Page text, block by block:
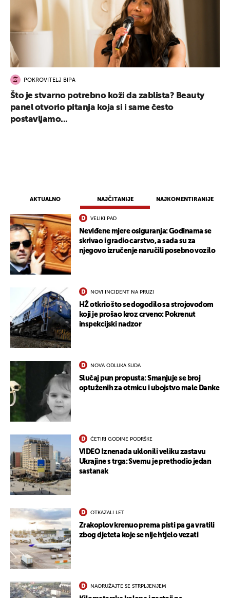
AKTUALNO NAJČITANIJE NAJKOMENTIRANIJE
VELIKI PAD
Neviđene mjere osiguranja: Godinama se
skrivao i gradio carstvo, a sada su za
njegovo izručenje naručili posebno vozilo
NOVI INCIDENT NA PRUZI
HŽ otkrio što se dogodilo sa strojovođom
koji je prošao kroz crveno: Pokrenut
inspekcijski nadzor
NOVA ODLUKA SUDA
Slučaj pun propusta: Smanjuje se broj
optuženih za otmicu i ubojstvo male Danke
ČETIRI GODINE PODRŠKE
VIDEO Iznenada uklonili veliku zastavu
Ukrajine s trga: Svemu je prethodio jedan
sastanak
OTKAZALI LET
Zrakoplov krenuo prema pisti pa ga vratili
zbog djeteta koje se nije htjelo vezati
NAORUŽAJTE SE STRPLJENJEM
POKROVITELJ BIPA
Što je stvarno potrebno koži da zablista? Beauty
panel otvorio pitanja koja si i same često
postavljamo...
UKLJUČITE NOTIFIKACIJE